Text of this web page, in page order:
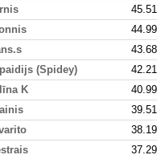
45.51
44.99
43.68
(Spidey)
42.21
K
40.99
39.51
38.19
37.29